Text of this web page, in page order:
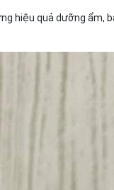
hiệu quả dưỡng ẩm,